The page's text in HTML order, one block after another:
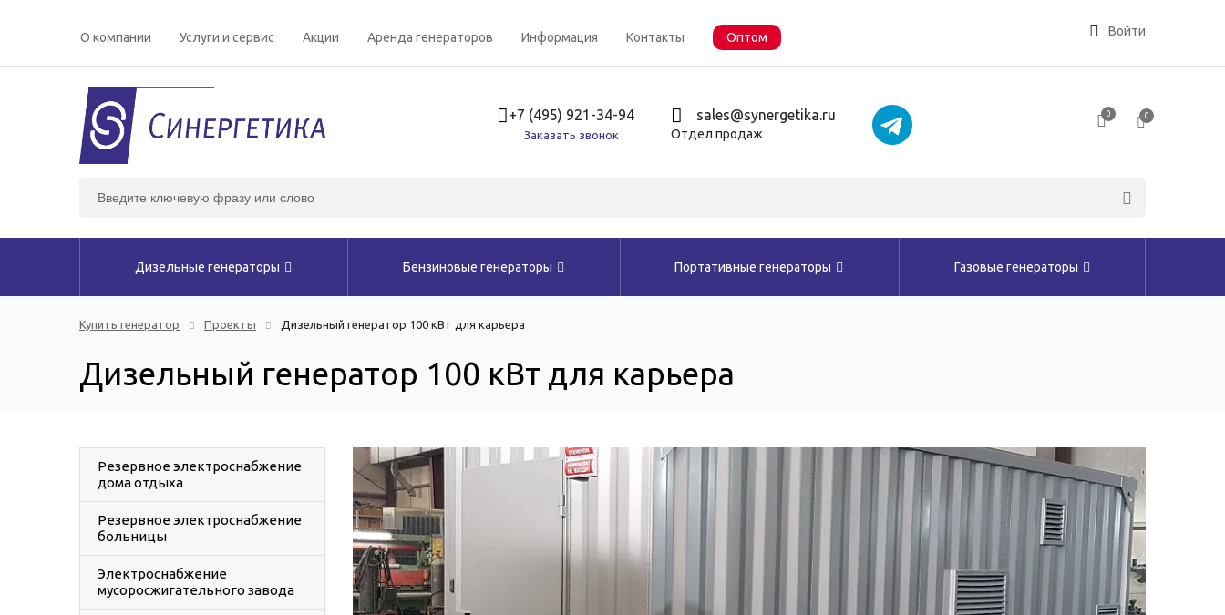
О компании Услуги и сервис Акции Аренда генераторов Информация Контакты Оптом Войти
+7 (495) 921-34-94
Заказать звонок
sales@synergetika.ru
Отдел продаж
0 0
Дизельные генераторы Бензиновые генераторы Портативные генераторы Газовые генераторы
Купить генератор Проекты Дизельный генератор 100 кВт для карьера
Дизельный генератор 100 кВт для карьера
Резервное электроснабжение
дома отдыха
Резервное электроснабжение
больницы
Электроснабжение
мусоросжигательного завода